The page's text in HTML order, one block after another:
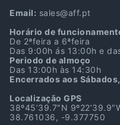
Email: sales@aff.pt
Horário de
De 2ªfeira a 6ªfeira
Das 9:00h ás 13:00h e
Periodo de almoço
Das 13:00h às 14:30h
Encerrados aos
Localização GPS
38º45’39.7″N
38.761036, -9.377750